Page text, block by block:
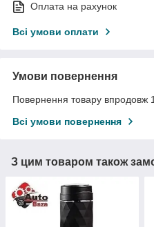
Оплата на рахунок
Всі умови оплати
Умови повернення
Повернення товару впродовж
Всі умови повернення
З цим товаром також